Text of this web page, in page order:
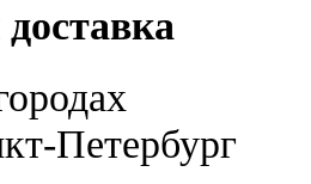
Петербург